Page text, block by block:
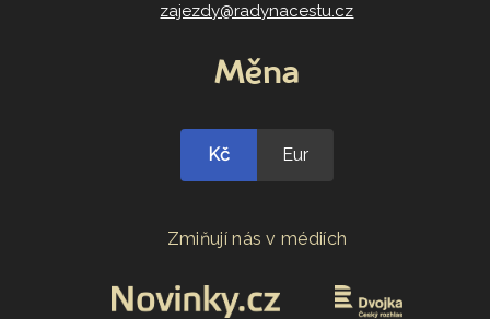
zajezdy@radynacestu.cz
Měna
Kč Eur
Zmiňují nás v médiích